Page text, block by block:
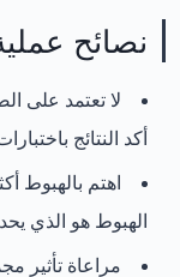
نصائح
لا تعتمد على
أكد النتائج
اهتم بالهبوط
الهبوط هو الذي
مراعاة تأثير